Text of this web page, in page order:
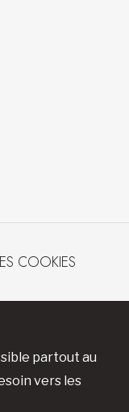
COOKIES
partout au
vers les